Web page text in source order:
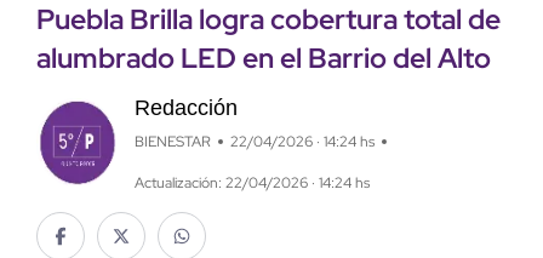
Puebla Brilla logra cobertura total de
alumbrado LED en el Barrio del Alto
Redacción
BIENESTAR 22/04/2026 · 14:24 hs
Actualización: 22/04/2026 · 14:24 hs